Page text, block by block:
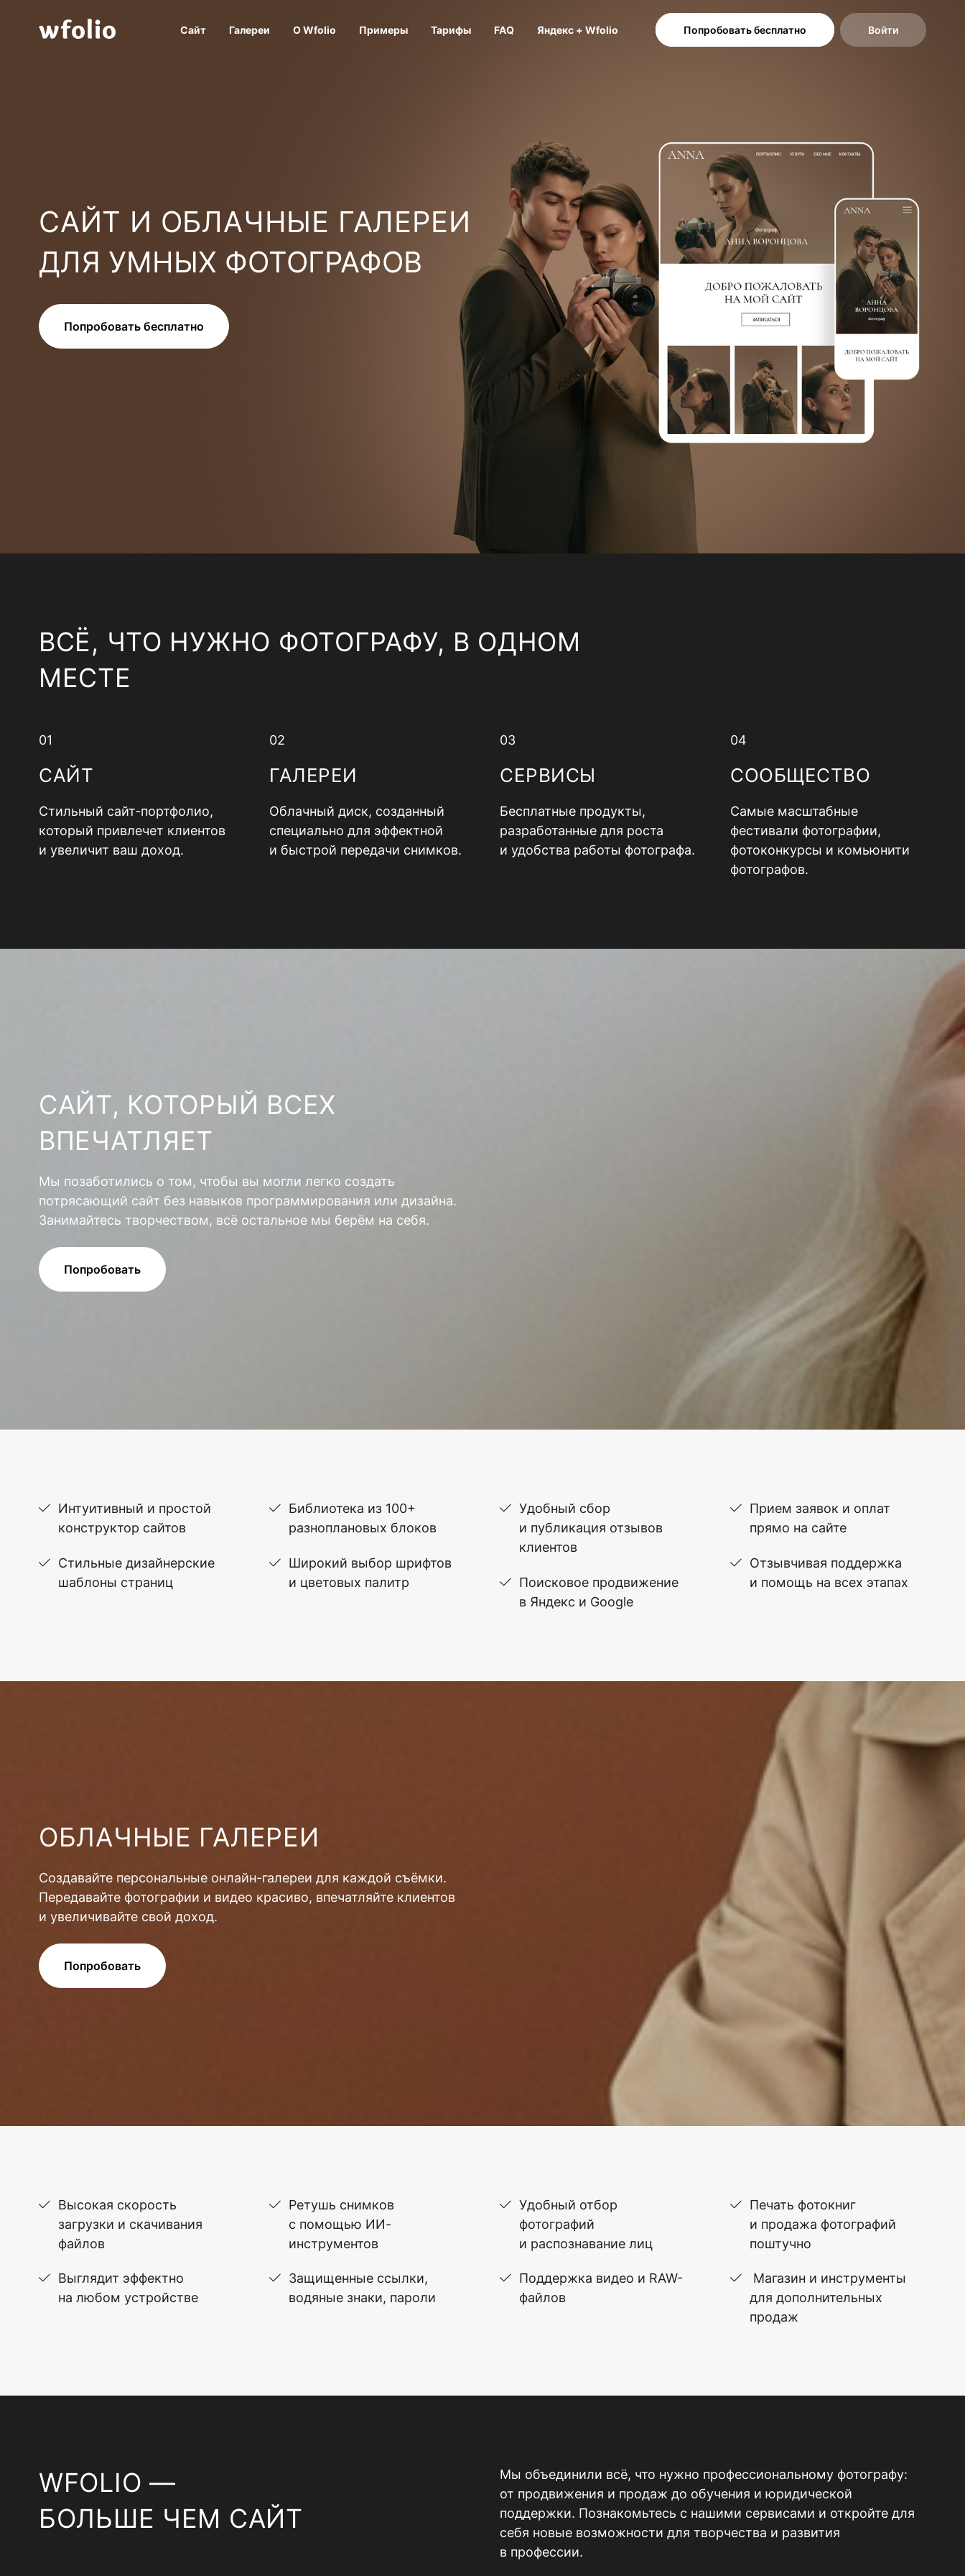
Сайт Галереи О Wfolio Примеры Тарифы FAQ Яндекс + Wfolio Попробовать бесплатно Войти
САЙТ И ОБЛАЧНЫЕ ГАЛЕРЕИ
ДЛЯ УМНЫХ ФОТОГРАФОВ
Попробовать бесплатно
ВСЁ, ЧТО НУЖНО ФОТОГРАФУ, В ОДНОМ
МЕСТЕ
01
САЙТ
Стильный сайт-портфолио,
который привлечет клиентов
и увеличит ваш доход.
02
ГАЛЕРЕИ
Облачный диск, созданный
специально для эффектной
и быстрой передачи снимков.
03
СЕРВИСЫ
Бесплатные продукты,
разработанные для роста
и удобства работы фотографа.
04
СООБЩЕСТВО
Самые масштабные
фестивали фотографии,
фотоконкурсы и комьюнити
фотографов.
САЙТ, КОТОРЫЙ ВСЕХ
ВПЕЧАТЛЯЕТ
Мы позаботились о том, чтобы вы могли легко создать
потрясающий сайт без навыков программирования или дизайна.
Занимайтесь творчеством, всё остальное мы берём на себя.
Попробовать
Интуитивный и простой
конструктор сайтов
Стильные дизайнерские
шаблоны страниц
Библиотека из 100+
разноплановых блоков
Широкий выбор шрифтов
и цветовых палитр
Удобный сбор
и публикация отзывов
клиентов
Поисковое продвижение
в Яндекс и Google
Прием заявок и оплат
прямо на сайте
Отзывчивая поддержка
и помощь на всех этапах
ОБЛАЧНЫЕ ГАЛЕРЕИ
Создавайте персональные онлайн-галереи для каждой съёмки.
Передавайте фотографии и видео красиво, впечатляйте клиентов
и увеличивайте свой доход.
Попробовать
Высокая скорость
загрузки и скачивания
файлов
Выглядит эффектно
на любом устройстве
Ретушь снимков
с помощью ИИ-
инструментов
Защищенные ссылки,
водяные знаки, пароли
Удобный отбор
фотографий
и распознавание лиц
Поддержка видео и RAW-
файлов
Печать фотокниг
и продажа фотографий
поштучно
Магазин и инструменты
для дополнительных
продаж
WFOLIO —
БОЛЬШЕ ЧЕМ САЙТ
Мы объединили всё, что нужно профессиональному фотографу:
от продвижения и продаж до обучения и юридической
поддержки. Познакомьтесь с нашими сервисами и откройте для
себя новые возможности для творчества и развития
в профессии.